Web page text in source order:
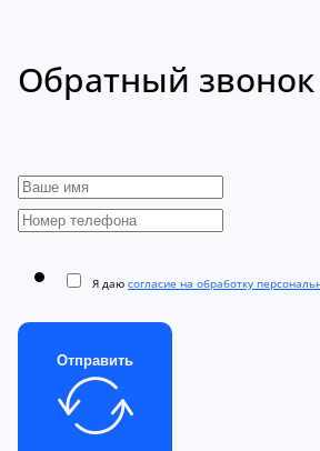
Обратный звонок
Я даю согласие на обработку
Отправить